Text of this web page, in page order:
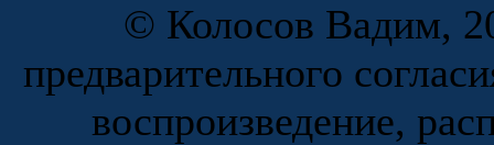
© Колосов Вадим,
предварительного
воспроизведение,